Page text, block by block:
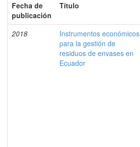
Fecha de
publicación
Título
2018
Instrumentos económicos
para la gestión de
residuos de envases en
Ecuador